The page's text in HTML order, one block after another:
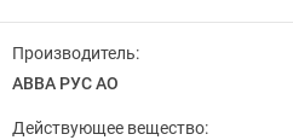
Производитель:
АВВА РУС АО
Действующее вещество: